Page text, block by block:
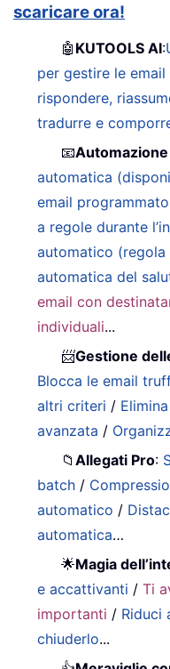
scaricare ora!
🤖 KUTOOLS AI:
per gestire le
rispondere,
tradurre e
📧
automatica
email programmato
a regole durante
automatico (regola
automatica del
email con
individuali...
📨Gestione
Blocca le email
altri criteri /
avanzata /
📁Allegati Pro:
batch /
automatico /
automatica…
🌟Magia
e accattivanti /Ti
importanti / Riduci
chiuderlo...